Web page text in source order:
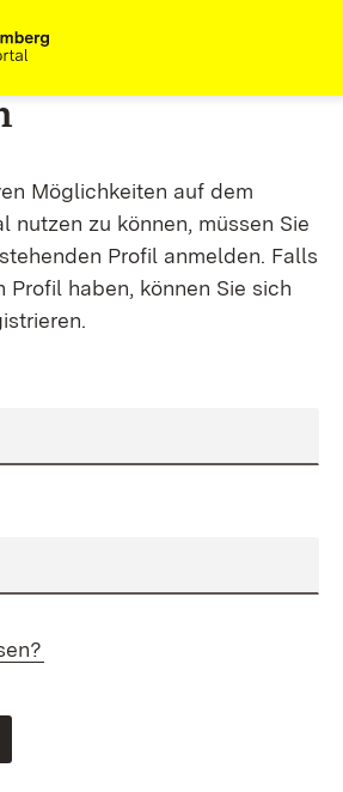
Möglichkeiten auf dem
nutzen zu können, müssen Sie
Profil anmelden. Falls
Profil haben, können Sie sich